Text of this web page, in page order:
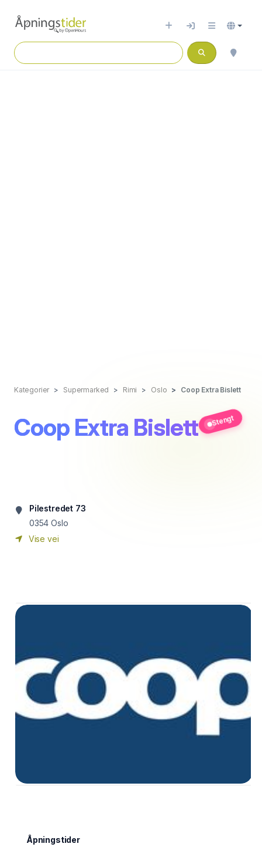
Kategorier Supermarked Rimi Oslo Coop Extra Bislett
Coop Extra Bislett Stengt
Pilestredet 73
0354 Oslo
Vise vei
Åpningstider